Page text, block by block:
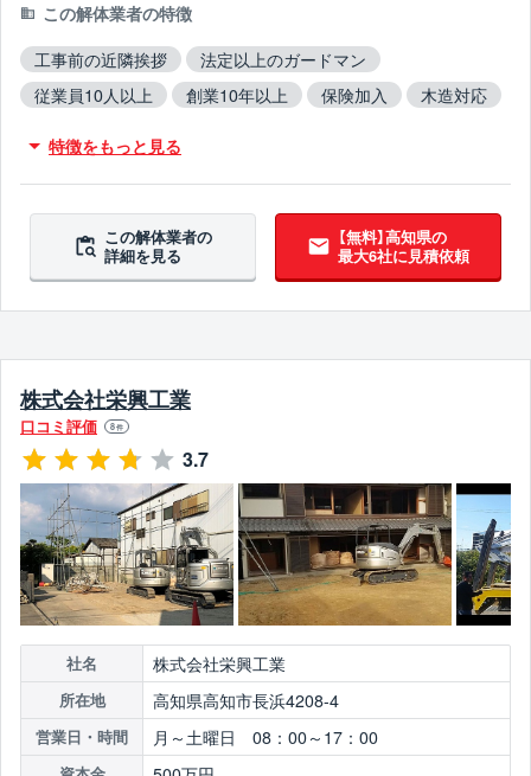
この解体業者の特徴
工事前の近隣挨拶
法定以上のガードマン
従業員10人以上
創業10年以上 保険加入
木造対応
造成工事対応
10年以上無事故
10年以上無違反
特徴をもっと見る
この解体業者の
詳細を見る
【無料】高知県の
最大6社に見積依頼
株式会社栄興工業
口コミ評価 8件
3.7
社名 株式会社栄興工業
所在地 高知県高知市長浜4208-4
営業日・時間 月～土曜日 08：00～17：00